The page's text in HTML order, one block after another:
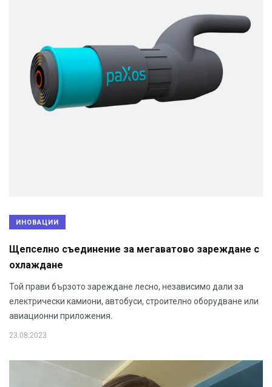
ИНОВАЦИИ
Щепселно съединение за мегаватово зареждане с
охлаждане
Той прави бързото зареждане лесно, независимо дали за
електрически камиони, автобуси, строително оборудване или
авиационни приложения.
23.08.2023